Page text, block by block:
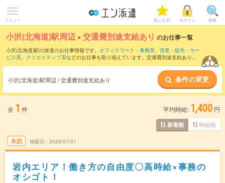
メニュー 気になる! ログイン 検索
小沢(北海道)駅周辺 ×交通費別途支給あり のお仕事一覧
小沢(北海道)駅の派遣のお仕事情報です。 オフィスワーク・事務系、 営業・販売・サー
ビス系、 クリエイティブ系などのお仕事を取り揃えています。交通費別途支給ありの
小沢(北海道)駅周辺 / 交通費別途支給あり 条件の変更
全 1 件 平均時給: 1,400 円
新着順 時給順
未読 掲載日 2026/07/31
岩内エリア！働き方の自由度〇高時給×事務の
オシゴト！